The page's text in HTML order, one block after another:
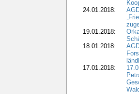
24.01.2018:
19.01.2018:
18.01.2018:
17.01.2018: